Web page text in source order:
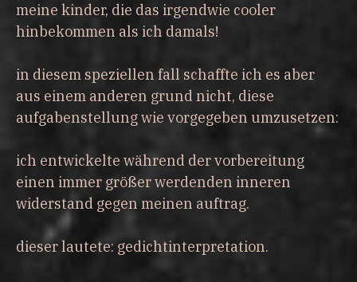
meine kinder, die das irgendwie cooler
hinbekommen als ich damals!
in diesem speziellen fall schaffte ich es aber
aus einem anderen grund nicht, diese
aufgabenstellung wie vorgegeben umzusetzen:
ich entwickelte während der vorbereitung
einen immer größer werdenden inneren
widerstand gegen meinen auftrag.
dieser lautete: gedichtinterpretation.